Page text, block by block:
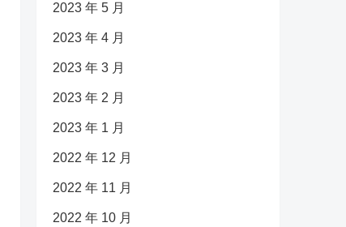
2023 年 5 月
2023 年 4 月
2023 年 3 月
2023 年 2 月
2023 年 1 月
2022 年 12 月
2022 年 11 月
2022 年 10 月